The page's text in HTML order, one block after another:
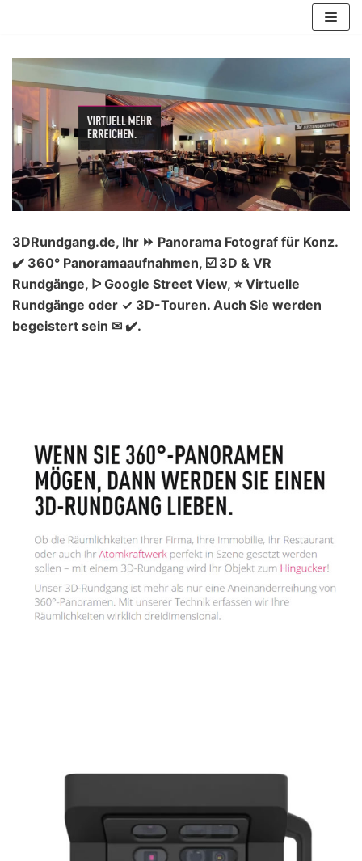
Inhalt
springen
3DRundgang.de, Ihr ⏩ Panorama Fotograf für Konz.
✔️ 360° Panoramaaufnahmen, ☑️ 3D & VR
Rundgänge, ᐅ Google Street View, ⭐ Virtuelle
Rundgänge oder ✓ 3D-Touren. Auch Sie werden
begeistert sein ✉ ✔️.